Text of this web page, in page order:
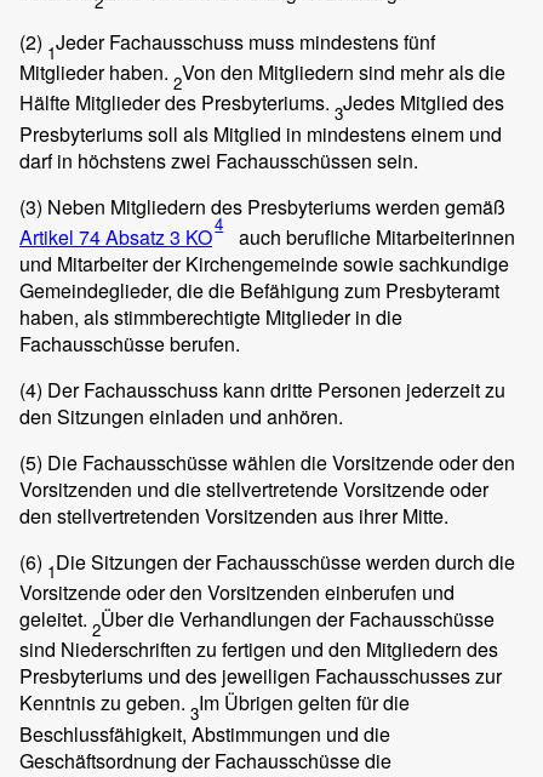
(2) 1Jeder Fachausschuss muss mindestens fünf
Mitglieder haben. 2Von den Mitgliedern sind mehr als die
Hälfte Mitglieder des Presbyteriums. 3Jedes Mitglied des
Presbyteriums soll als Mitglied in mindestens einem und
darf in höchstens zwei Fachausschüssen sein.
(3) Neben Mitgliedern des Presbyteriums werden gemäß
Artikel 74 Absatz 3 KO4
auch berufliche Mitarbeiterinnen
und Mitarbeiter der Kirchengemeinde sowie sachkundige
Gemeindeglieder, die die Befähigung zum Presbyteramt
haben, als stimmberechtigte Mitglieder in die
Fachausschüsse berufen.
(4) Der Fachausschuss kann dritte Personen jederzeit zu
den Sitzungen einladen und anhören.
(5) Die Fachausschüsse wählen die Vorsitzende oder den
Vorsitzenden und die stellvertretende Vorsitzende oder
den stellvertretenden Vorsitzenden aus ihrer Mitte.
(6) 1Die Sitzungen der Fachausschüsse werden durch die
Vorsitzende oder den Vorsitzenden einberufen und
geleitet. 2Über die Verhandlungen der Fachausschüsse
sind Niederschriften zu fertigen und den Mitgliedern des
Presbyteriums und des jeweiligen Fachausschusses zur
Kenntnis zu geben. 3Im Übrigen gelten für die
Beschlussfähigkeit, Abstimmungen und die
Geschäftsordnung der Fachausschüsse die